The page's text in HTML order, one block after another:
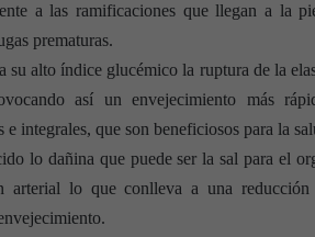
a las ramificaciones que llegan a la
prematuras.
su alto índice glucémico la ruptura de la
así un envejecimiento más
integrales, que son beneficiosos para la
lo dañina que puede ser la sal para el
arterial lo que conlleva a una